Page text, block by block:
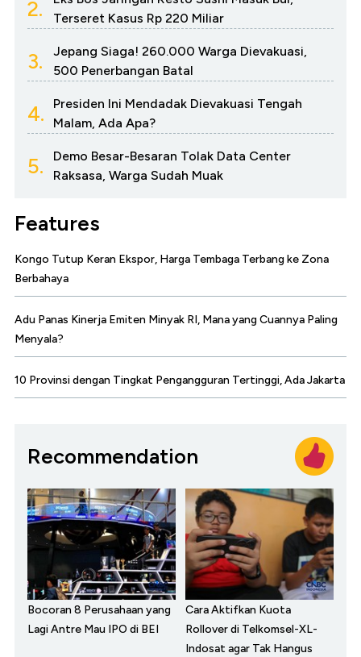
2.
Terseret Kasus Rp 220 Miliar
3.
Jepang Siaga! 260.000 Warga Dievakuasi,
500 Penerbangan Batal
4.
Presiden Ini Mendadak Dievakuasi Tengah
Malam, Ada Apa?
5.
Demo Besar-Besaran Tolak Data Center
Raksasa, Warga Sudah Muak
Features
Kongo Tutup Keran Ekspor, Harga Tembaga Terbang ke Zona
Berbahaya
Adu Panas Kinerja Emiten Minyak RI, Mana yang Cuannya Paling
Menyala?
10 Provinsi dengan Tingkat Pengangguran Tertinggi, Ada Jakarta
Recommendation
Bocoran 8 Perusahaan yang
Lagi Antre Mau IPO di BEI
Cara Aktifkan Kuota
Rollover di Telkomsel-XL-
Indosat agar Tak Hangus